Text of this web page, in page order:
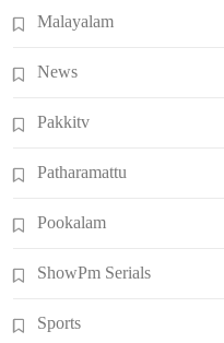
Malayalam
News
Pakkitv
Patharamattu
Pookalam
ShowPm Serials
Sports